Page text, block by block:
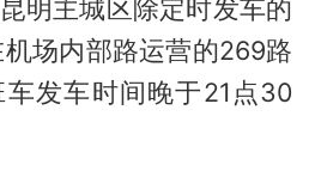
明主城区除定时发车的
场内部路运营的269路
发车时间晚于21点30